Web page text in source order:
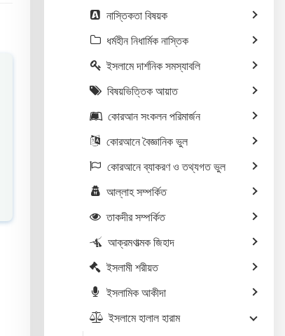
নাস্তিকতা বিষয়ক
ধর্মহীন নিধার্মিক নাস্তিক
ইসলামে দার্শনিক সমস্যাবলি
বিষয়ভিত্তিক আয়াত
কোরআন সংকলন পরিমার্জন
কোরআনে বৈজ্ঞানিক ভুল
কোরআনে ব্যাকরণ ও তথ্যগত ভুল
আল্লাহ সম্পর্কিত
তাকদীর সম্পর্কিত
আক্রমণাত্মক জিহাদ
ইসলামী শরীয়ত
ইসলামিক আকীদা
ইসলামে হালাল হারাম